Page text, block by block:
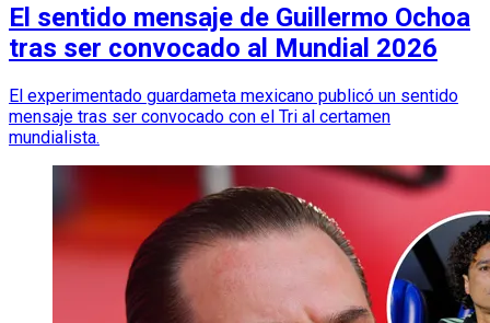
El sentido mensaje de Guillermo Ochoa
tras ser convocado al Mundial 2026
El experimentado guardameta mexicano publicó un sentido
mensaje tras ser convocado con el Tri al certamen
mundialista.